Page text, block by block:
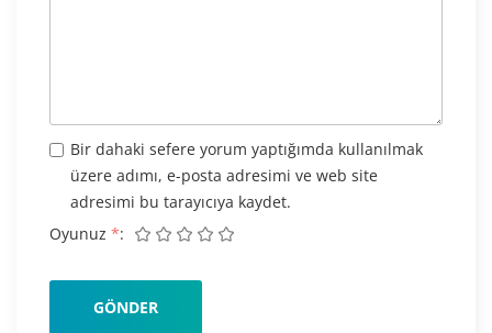
Oyunuz *
Bir dahaki sefere yorum yaptığımda kullanılmak
üzere adımı, e-posta adresimi ve web site
adresimi bu tarayıcıya kaydet.